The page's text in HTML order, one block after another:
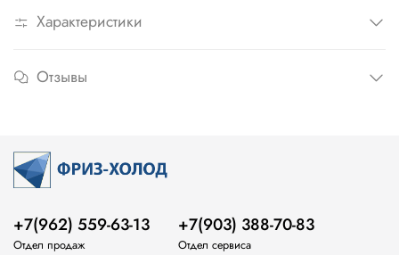
Характеристики
Отзывы
+7(962) 559-63-13
Отдел продаж
+7(903) 388-70-83
Отдел сервиса